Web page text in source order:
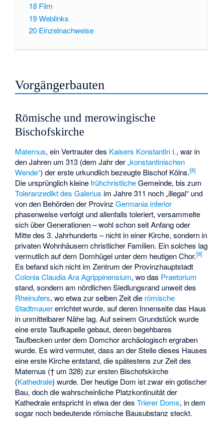
18 Film
19Weblinks
20 Einzelnachweise
Vorgängerbauten
Römische und merowingische
Bischofskirche
Maternus, ein Vertrauter des Kaisers Konstantin I., war in
den Jahren um 313 (dem Jahr der„konstantinischen
Wende“) der erste urkundlich bezeugte Bischof Kölns.[8]
Die ursprünglich kleinefrühchristlicheGemeinde, bis zum
Toleranzedikt des Galerius im Jahre 311 noch „illegal“ und
von den Behörden der ProvinzGermania inferior
phasenweise verfolgt und allenfalls toleriert, versammelte
sich über Generationen – wohl schon seit Anfang oder
Mitte des 3. Jahrhunderts – nicht in einer Kirche, sondern in
privaten Wohnhäusern christlicher Familien. Ein solches lag
vermutlich auf dem Domhügel unter dem heutigen Chor.[9]
Es befand sich nicht im Zentrum der Provinzhauptstadt
Colonia Claudia Ara Agrippinensium, wo das Praetorium
stand, sondern am nördlichen Siedlungsrand unweit des
Rheinufers, wo etwa zur selben Zeit die römische
Stadtmauererrichtet wurde, auf deren Innenseite das Haus
in unmittelbarer Nähe lag. Auf seinem Grundstück wurde
eine erste Taufkapelle gebaut, deren begehbares
Taufbecken unter dem Domchor archäologisch ergraben
wurde. Es wird vermutet, dass an der Stelle dieses Hauses
eine erste Kirche entstand, die spätestens zur Zeit des
Maternus († um 328) zur ersten Bischofskirche
(Kathedrale) wurde. Der heutige Dom ist zwar ein gotischer
Bau, doch die wahrscheinliche Platzkontinuität der
Kathedrale entspricht in etwa der desTrierer Doms, in dem
sogar noch bedeutende römische Bausubstanz steckt.